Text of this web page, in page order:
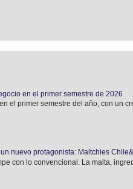
en el primer semestre de 2026
el primer semestre del año, con un
nuevo protagonista: Maltchies
con lo convencional. La malta,